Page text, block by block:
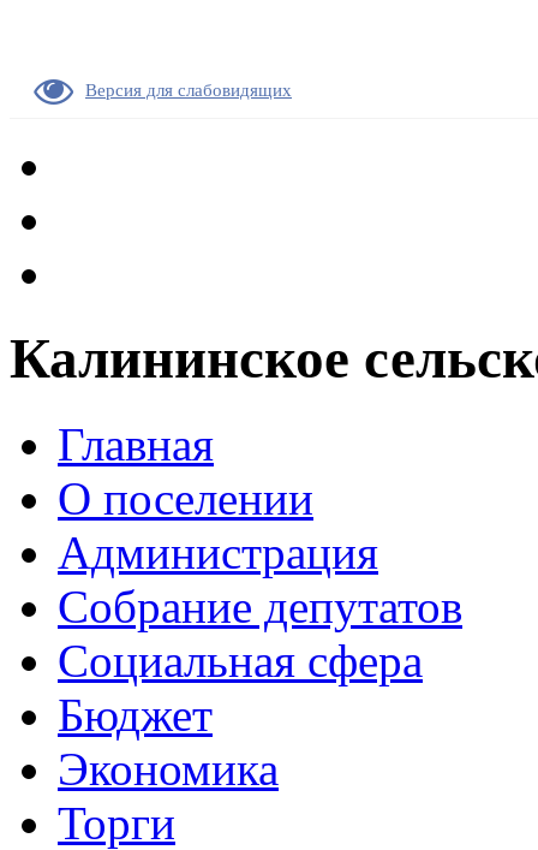
Версия для слабовидящих
Калининское
Главная
О поселении
Администрация
Собрание депутатов
Социальная сфера
Бюджет
Экономика
Торги